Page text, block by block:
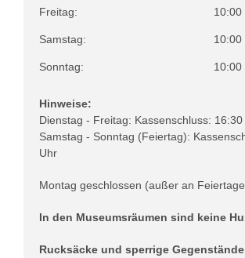
Freitag: 10:00
Samstag: 10:00
Sonntag: 10:00
Hinweise:
Dienstag - Freitag: Kassenschluss:
Samstag - Sonntag (Feiertag):
Uhr
Montag geschlossen (außer an
In den Museumsräumen sind keine
Rucksäcke und sperrige